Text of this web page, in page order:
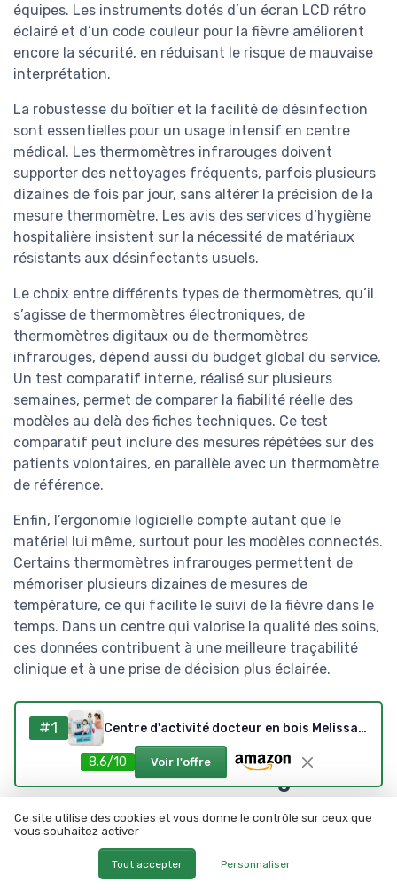
équipes. Les instruments dotés d’un écran LCD rétro
éclairé et d’un code couleur pour la fièvre améliorent
encore la sécurité, en réduisant le risque de mauvaise
interprétation.
La robustesse du boîtier et la facilité de désinfection
sont essentielles pour un usage intensif en centre
médical. Les thermomètres infrarouges doivent
supporter des nettoyages fréquents, parfois plusieurs
dizaines de fois par jour, sans altérer la précision de la
mesure thermomètre. Les avis des services d’hygiène
hospitalière insistent sur la nécessité de matériaux
résistants aux désinfectants usuels.
Le choix entre différents types de thermomètres, qu’il
s’agisse de thermomètres électroniques, de
thermomètres digitaux ou de thermomètres
infrarouges, dépend aussi du budget global du service.
Un test comparatif interne, réalisé sur plusieurs
semaines, permet de comparer la fiabilité réelle des
modèles au delà des fiches techniques. Ce test
comparatif peut inclure des mesures répétées sur des
patients volontaires, en parallèle avec un thermomètre
de référence.
Enfin, l’ergonomie logicielle compte autant que le
matériel lui même, surtout pour les modèles connectés.
Certains thermomètres infrarouges permettent de
mémoriser plusieurs dizaines de mesures de
température, ce qui facilite le suivi de la fièvre dans le
temps. Dans un centre qui valorise la qualité des soins,
ces données contribuent à une meilleure traçabilité
clinique et à une prise de décision plus éclairée.
Organisation des soins, confort
nocturne et intégration des
thermomètres infrarouges
La nuit, dans un centre médical, la priorité est de
surveiller la fièvre sans perturber inutilement le
sommeil des patients. Les meilleurs thermomètres
infrarouge, en particulier les thermomètres frontaux
#1 Centre d'activité docteur en bois Melissa & Doug
8.6/10 Voir l'offre
Ce site utilise des cookies et vous donne le contrôle sur ceux que
vous souhaitez activer
Tout accepter Personnaliser